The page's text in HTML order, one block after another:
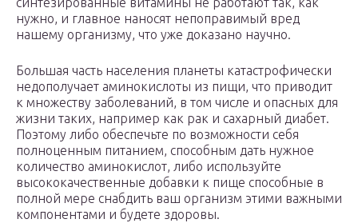
нужно, и главное наносят непоправимый вред
нашему организму, что уже доказано научно.
Большая часть населения планеты катастрофически
недополучает аминокислоты из пищи, что приводит
к множеству заболеваний, в том числе и опасных для
жизни таких, например как рак и сахарный диабет.
Поэтому либо обеспечьте по возможности себя
полноценным питанием, способным дать нужное
количество аминокислот, либо используйте
высококачественные добавки к пище способные в
полной мере снабдить ваш организм этими важными
компонентами и будете здоровы.